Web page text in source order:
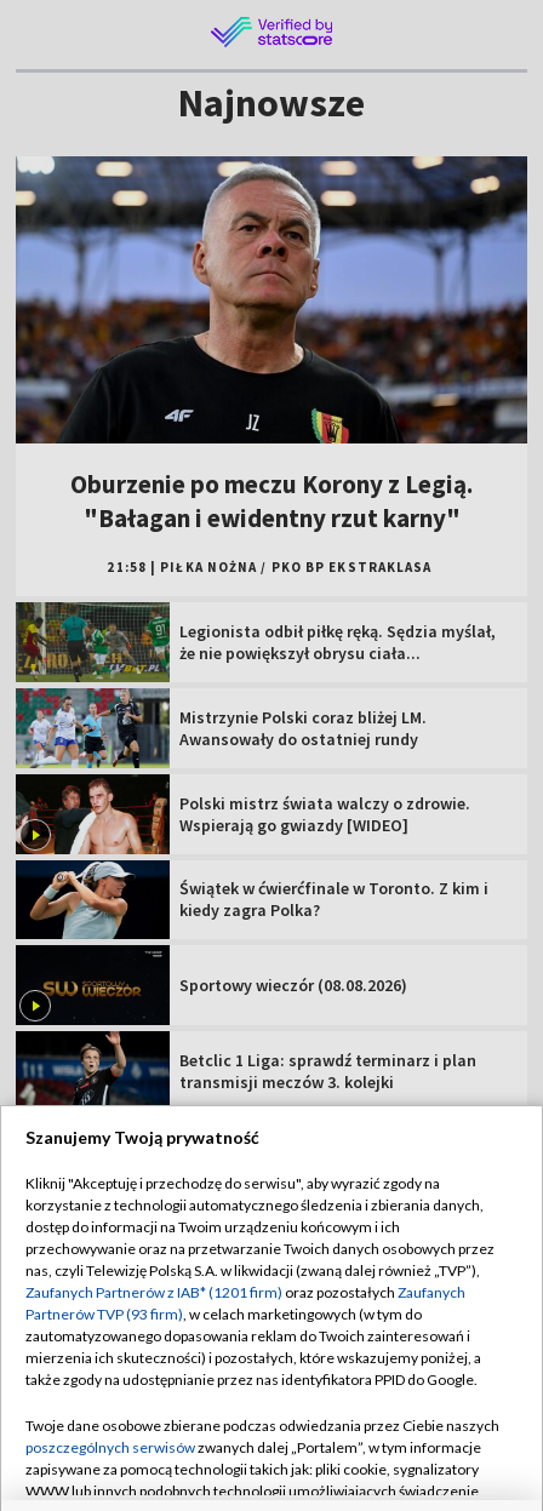
Najnowsze
Oburzenie po meczu Korony z Legią.
"Bałagan i ewidentny rzut karny"
21:58 PIŁKA NOŻNA / PKO BP EKSTRAKLASA
Legionista odbił piłkę ręką. Sędzia myślał,
że nie powiększył obrysu ciała...
Mistrzynie Polski coraz bliżej LM.
Awansowały do ostatniej rundy
Polski mistrz świata walczy o zdrowie.
Wspierają go gwiazdy [WIDEO]
Świątek w ćwierćfinale w Toronto. Z kim i
kiedy zagra Polka?
Sportowy wieczór (08.08.2026)
Betclic 1 Liga: sprawdź terminarz i plan
transmisji meczów 3. kolejki
TVP
Abonament TVP
Sklep TVP
Biuro Reklamy
Oferta Handlowa
Emisja w TVP
Rada Programowa
Regulamin TVP
Polityka prywatności
Moje zgody
Biuro reklamy
Kanały
Szanujemy Twoją prywatność
Kliknij "Akceptuję i przechodzę do serwisu", aby wyrazić zgody na
korzystanie z technologii automatycznego śledzenia i zbierania danych,
dostęp do informacji na Twoim urządzeniu końcowym i ich
przechowywanie oraz na przetwarzanie Twoich danych osobowych przez
nas, czyli Telewizję Polską S.A. w likwidacji (zwaną dalej również „TVP”),
Zaufanych Partnerów z IAB* (1201 firm) oraz pozostałych Zaufanych
Partnerów TVP (93 firm), w celach marketingowych (w tym do
zautomatyzowanego dopasowania reklam do Twoich zainteresowań i
mierzenia ich skuteczności) i pozostałych, które wskazujemy poniżej, a
także zgody na udostępnianie przez nas identyfikatora PPID do Google.
Twoje dane osobowe zbierane podczas odwiedzania przez Ciebie naszych
poszczególnych serwisówzwanych dalej „Portalem”, w tym informacje
zapisywane za pomocą technologii takich jak: pliki cookie, sygnalizatory
WWW lub innych podobnych technologii umożliwiających świadczenie